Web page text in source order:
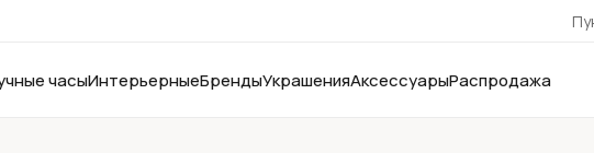
часыИнтерьерныеБрендыУкрашенияАксессуарыРаспродажа